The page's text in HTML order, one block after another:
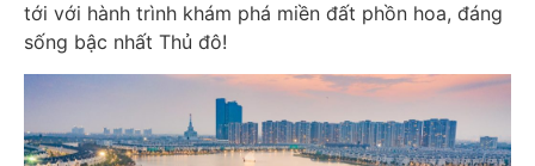
tới với hành trình khám phá miền đất phồn hoa, đáng
sống bậc nhất Thủ đô!